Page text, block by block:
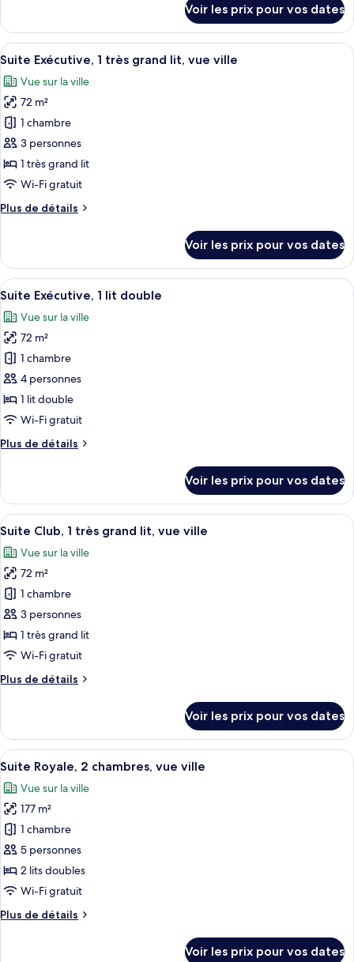
très
grand
lit
le
type
de
Suite
Premium,
très
grand
lit
Voir les prix pour vos dates
Afficher
toutes
les
photos
pour
ce
type
de
chambre :
Suite
très
grand
lit,
vue
ville
Une chambre d’hôtel équipée d’une
7
Suite Exécutive, 1 très grand lit, vue ville
Vue sur la ville
72 m²
1 chambre
3 personnes
1 très grand lit
Wi-Fi gratuit
Plus de détails
Plus
le
type
de
Suite
Exécutive,
très
grand
lit,
vue
ville
Voir les prix pour vos dates
Afficher
toutes
les
photos
pour
ce
type
de
chambre :
Suite
lit
double
Une chambre d’hôtel avec deux lits,
8
Suite Exécutive, 1 lit double
Vue sur la ville
72 m²
1 chambre
4 personnes
1 lit double
Wi-Fi gratuit
Plus de détails
Plus
le
type
de
Suite
Exécutive,
lit
double
Voir les prix pour vos dates
Afficher
toutes
les
photos
pour
ce
type
de
chambre :
Suite
très
grand
lit,
vue
ville
Une chambre d’hôtel dotée d’une
12
Suite Club, 1 très grand lit, vue ville
Vue sur la ville
72 m²
1 chambre
3 personnes
1 très grand lit
Wi-Fi gratuit
Plus de détails
Plus
le
type
de
Suite
Club,
très
grand
lit,
vue
ville
Voir les prix pour vos dates
Afficher
toutes
les
photos
pour
ce
type
de
chambre :
Suite
Une chambre d’hôtel dotée d’un
13
Suite Royale, 2 chambres, vue ville
Vue sur la ville
177 m²
1 chambre
5 personnes
2 lits doubles
Wi-Fi gratuit
Plus de détails
Plus
Voir les prix pour vos dates